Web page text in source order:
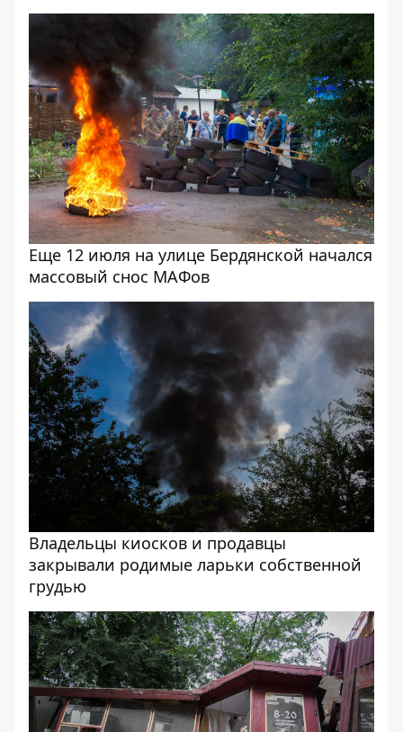
Еще 12 июля на улице Бердянской начался
массовый снос МАФов
Владельцы киосков и продавцы
закрывали родимые ларьки собственной
грудью